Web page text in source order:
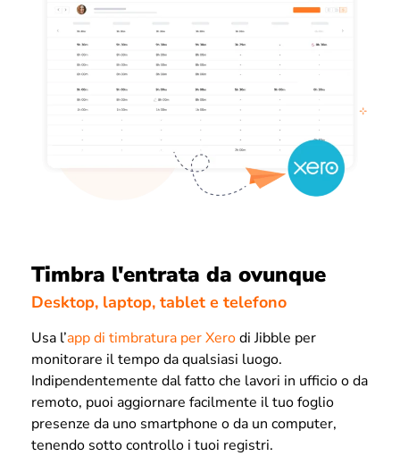
Timbra l'entrata da ovunque
Desktop, laptop, tablet e telefono
Usa l’app di timbratura per Xerodi Jibble per
monitorare il tempo da qualsiasi luogo.
Indipendentemente dal fatto che lavori in ufficio o da
remoto, puoi aggiornare facilmente il tuo foglio
presenze da uno smartphone o da un computer,
tenendo sotto controllo i tuoi registri.